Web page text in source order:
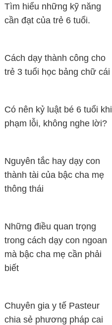
Tìm hiểu những kỹ năng
cần đạt của trẻ 6 tuổi.
Cách dạy thành công cho
trẻ 3 tuổi học bảng chữ cái
Có nên kỷ luật bé 6 tuổi khi
phạm lỗi, không nghe lời?
Nguyên tắc hay dạy con
thành tài của bậc cha mẹ
thông thái
Những điều quan trọng
trong cách dạy con ngoan
mà bậc cha mẹ cần phải
biết
Chuyên gia y tế Pasteur
chia sẻ phương pháp cai